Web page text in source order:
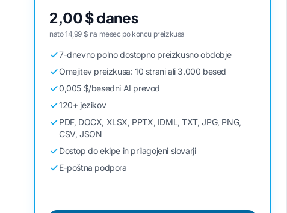
2,00 $ danes
nato 14,99 $ na mesec po koncu preizkusa
7-dnevno polno dostopno preizkusno obdobje
Omejitev preizkusa: 10 strani ali 3.000 besed
0,005 $/besedni AI prevod
120+ jezikov
PDF, DOCX, XLSX, PPTX, IDML, TXT, JPG, PNG,
CSV, JSON
Dostop do ekipe in prilagojeni slovarji
E-poštna podpora